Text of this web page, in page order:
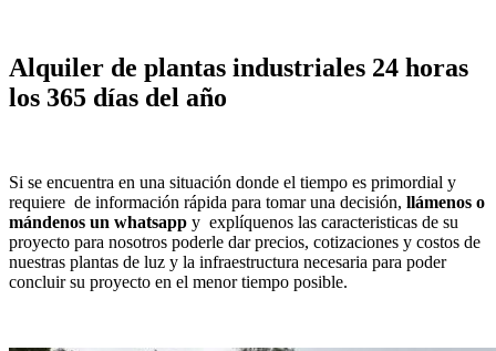
Alquiler de plantas industriales 24 horas
los 365 días del año
Si se encuentra en una situación donde el tiempo es primordial y
requiere de información rápida para tomar una decisión, llámenos o
mándenos un whatsapp y explíquenos las caracteristicas de su
proyecto para nosotros poderle dar precios, cotizaciones y costos de
nuestras plantas de luz y la infraestructura necesaria para poder
concluir su proyecto en el menor tiempo posible.